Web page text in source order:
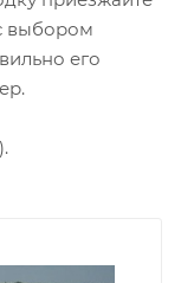
выбором
его